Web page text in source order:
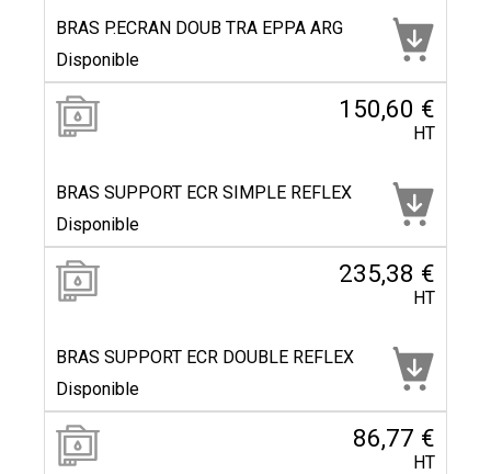
BRAS P.ECRAN DOUB TRA EPPA ARG
Disponible
150,60 €
HT
BRAS SUPPORT ECR SIMPLE REFLEX
Disponible
235,38 €
HT
BRAS SUPPORT ECR DOUBLE REFLEX
Disponible
86,77 €
HT